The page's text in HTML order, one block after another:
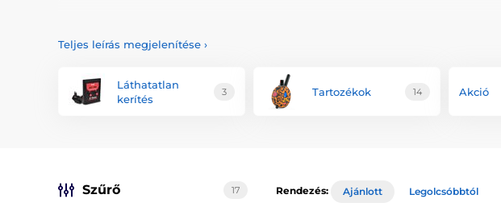
Teljes leírás megjelenítése ›
Láthatatlan
kerítés
3 Tartozékok 14 Akció
Szűrő 17 Rendezés: Ajánlott Legolcsóbbtól